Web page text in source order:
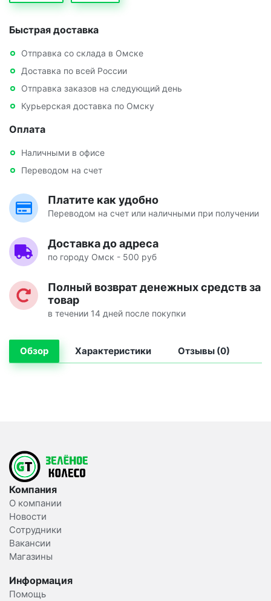
Быстрая доставка
Отправка со склада в Омске
Доставка по всей России
Отправка заказов на следующий день
Курьерская доставка по Омску
Оплата
Наличными в офисе
Переводом на счет
Платите как удобно
Переводом на счет или наличными при получении
Доставка до адреса
по городу Омск - 500 руб
Полный возврат денежных средств за
товар
в течении 14 дней после покупки
Обзор Характеристики Отзывы (0)
Компания
О компании
Новости
Сотрудники
Вакансии
Магазины
Информация
Помощь